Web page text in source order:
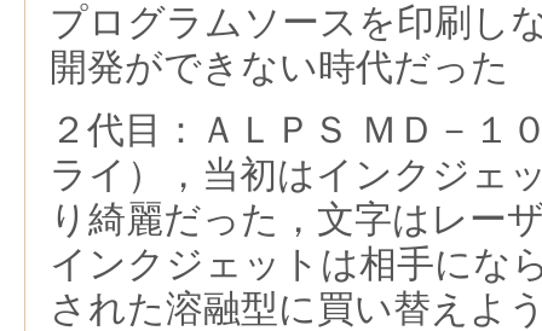
プログラムソースを印刷し
開発ができない時代だった
２代目：ＡＬＰＳ ＭＤ－１
ライ），当初はインクジェ
り綺麗だった，文字はレー
インクジェットは相手にな
された溶融型に買い替えよ